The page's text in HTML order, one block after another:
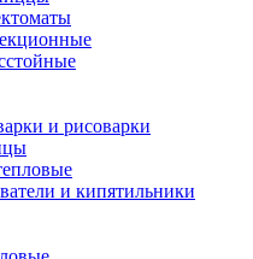
и рисоварки
и кипятильники